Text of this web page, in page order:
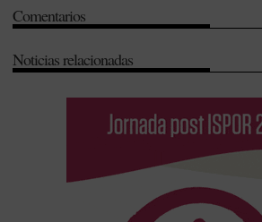
Comentarios
Noticias relacionadas